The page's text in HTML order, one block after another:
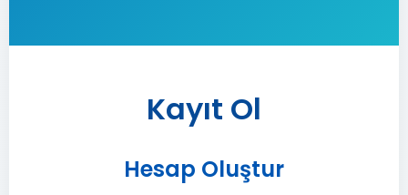
Kayıt Ol
Hesap Oluştur